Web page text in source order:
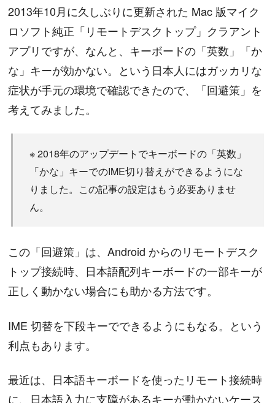
2013年10月に久しぶりに更新された Mac 版マイク
ロソフト純正「リモートデスクトップ」クラアント
アプリですが、なんと、キーボードの「英数」「か
な」キーが効かない。という日本人にはガッカリな
症状が手元の環境で確認できたので、「回避策」を
考えてみました。
※ 2018年のアップデートでキーボードの「英数」
「かな」キーでのIME切り替えができるようにな
りました。この記事の設定はもう必要ありませ
ん。
この「回避策」は、Android からのリモートデスク
トップ接続時、日本語配列キーボードの一部キーが
正しく動かない場合にも助かる方法です。
IME 切替を下段キーでできるようにもなる。という
利点もあります。
最近は、日本語キーボードを使ったリモート接続時
に、日本語入力に支障があるキーが動かないケース